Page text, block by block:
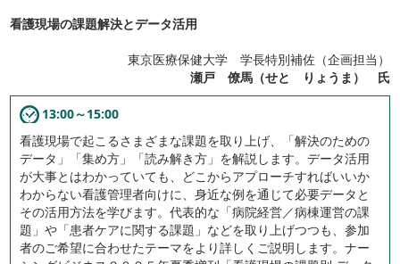
看護現場の課題解決とデータ活用
東京医療保健大学 学長特別補佐（企画担当）
瀬戸 僚馬（せと りょうま） 氏
13:00～15:00
看護現場で起こるさまざまな課題を取り上げ、「解決のための
データ」「集め方」「読み解き方」を解説します。データ活用
が大事とはわかっていても、どこからアプローチすればいいか
わからない看護管理者向けに、身近な例を通じて必要データと
その活用方法を学びます。代表的な「病院経営／病棟運営の課
題」や「患者ケアに関する課題」などを取り上げつつも、参加
者のご希望に合わせたテーマをより詳しくご説明します。ナー